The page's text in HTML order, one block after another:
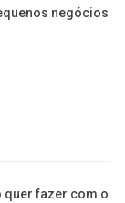
negócios
quer fazer com o